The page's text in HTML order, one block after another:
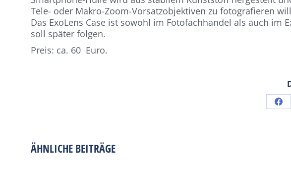
Tele- oder Makro-Zoom-Vorsatzobjektiven zu fotografieren
Das ExoLens Case ist sowohl im Fotofachhandel als auch im
soll später folgen.
Preis: ca. 60 Euro.
ÄHNLICHE BEITRÄGE